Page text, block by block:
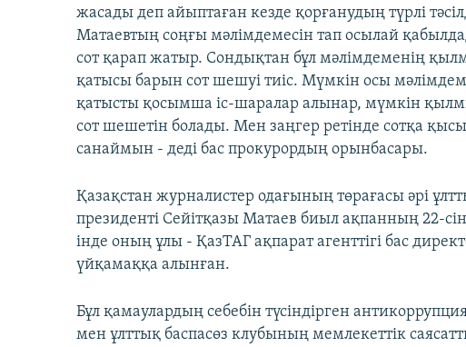
жасады деп айыптаған кезде қорғанудың түрлі
Матаевтың соңғы мәлімдемесін тап осылай
сот қарап жатыр. Сондықтан бұл мәлімдеменің
қатысы барын сот шешуі тиіс. Мүмкін осы
қатысты қосымша іс-шаралар алынар, мүмкін
сот шешетін болады. Мен заңгер ретінде сотқа
санаймын - деді бас прокурордың орынбасары.
Қазақстан журналистер одағының төрағасы әрі
президенті Сейітқазы Матаев биыл ақпанның 22-
інде оның ұлы - ҚазТАГ ақпарат агенттігі бас
үйқамаққа алынған.
Бұл қамаулардың себебін түсіндірген
мен ұлттық баспасөз клубының мемлекеттік